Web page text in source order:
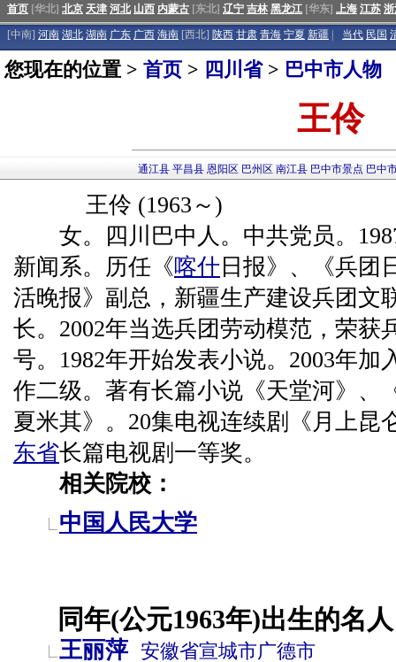
首页 [华北] 北京 天津 河北 山西 内蒙古 [东北] 辽宁 吉林 黑龙江 [华东] 上海 江苏
[中南] 河南 湖北 湖南 广东 广西 海南 [西北] 陕西 甘肃 青海 宁夏 新疆 当代 民国
您现在的位置 > 首页 > 四川省> 巴中市人物
王伶
通江县 平昌县 恩阳区 巴州区 南江县 巴中市景点 巴中
王伶 (1963～)
女。四川巴中人。中共党员。
新闻系。历任《喀什 日报》、《兵团
活晚报》副总，新疆生产建设兵团文
长。2002年当选兵团劳动模范，荣获
号。1982年开始发表小说。2003年加
作二级。著有长篇小说《天堂河》、
夏米其》。20集电视连续剧《月上昆
东省长篇电视剧一等奖。
相关院校：
中国人民大学
同年(公元1963年)出生的名
王丽萍 安徽省宣城市广德市